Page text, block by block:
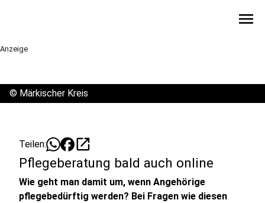
menu
Anzeige
© Märkischer Kreis
Teilen: open_in_new
Pflegeberatung bald auch online
Wie geht man damit um, wenn Angehörige
pflegebedürftig werden? Bei Fragen wie diesen